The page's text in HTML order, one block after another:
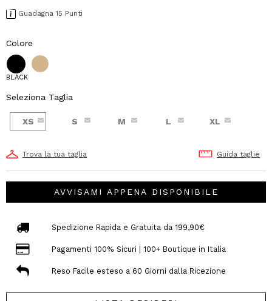
Guadagna 15 Punti
Colore
BLACK
Seleziona Taglia
XS S M L XL
Trova la tua taglia Guida taglie
AVVISAMI APPENA DISPONIBILE
Spedizione Rapida e Gratuita da 199,90€
Pagamenti 100% Sicuri | 100+ Boutique in Italia
Reso Facile esteso a 60 Giorni dalla Ricezione